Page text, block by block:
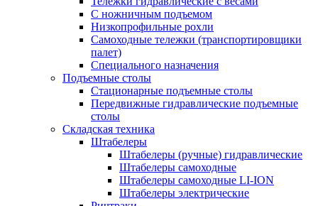
С ножничным подъемом
Низкопрофильные рохли
Самоходные тележки (транспортировщики
палет)
Специального назначения
Подъемные столы
Стационарные подъемные столы
Передвижные гидравлические подъемные
столы
Складская техника
Штабелеры
Штабелеры (ручные) гидравлические
Штабелеры самоходные
Штабелеры самоходные LI-ION
Штабелеры электрические